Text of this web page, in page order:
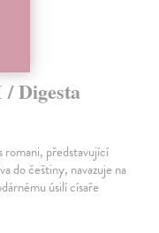
/ Digesta
romani, představující
do češtiny, navazuje na
úsilí císaře